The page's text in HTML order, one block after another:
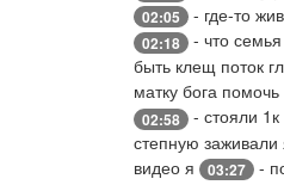
02:05 - где-то
02:18 - что
быть клещ поток
матку бога
02:58 - стояли
степную заживали
видео я
03:27 -